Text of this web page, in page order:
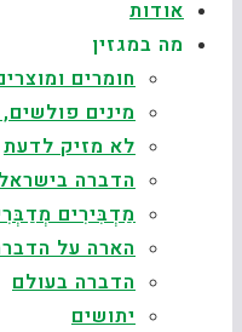
אודות
מה במגזין
חומרים
מינים
לא מזיק לדעת
הדברה
מַדְבִּירִים
הארה על
הדברה בעולם
יתושים